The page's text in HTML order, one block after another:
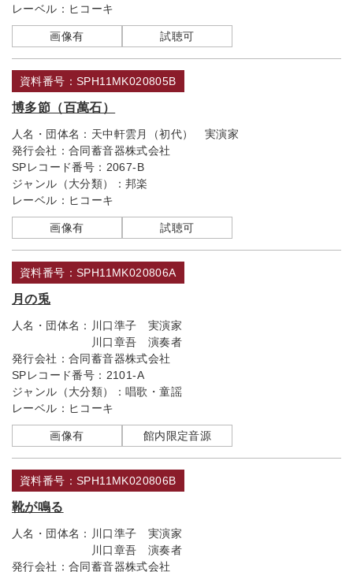
レーベル： ヒコーキ
画像有 試聴可
資料番号：SPH11MK020805B
博多節（百萬石）
人名・団体名： 天中軒雲月（初代） 実演家
発行会社： 合同蓄音器株式会社
SPレコード番号： 2067-B
ジャンル（大分類）： 邦楽
レーベル： ヒコーキ
画像有 試聴可
資料番号：SPH11MK020806A
月の兎
人名・団体名： 川口準子 実演家
川口章吾 演奏者
発行会社： 合同蓄音器株式会社
SPレコード番号： 2101-A
ジャンル（大分類）： 唱歌・童謡
レーベル： ヒコーキ
画像有 館内限定音源
資料番号：SPH11MK020806B
靴が鳴る
人名・団体名： 川口準子 実演家
川口章吾 演奏者
発行会社： 合同蓄音器株式会社